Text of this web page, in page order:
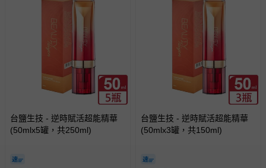
藥商許可執照字號：南市藥販字第6205370543號
產品製造日期：詳見外包裝
製造廠地址：Jl. Akasia II Blok A9 No. 5, Delta Silicon 1
Industrial Park Lippo Cikarang, Bekasi, Jawa Barat 17550-
Indonesia
醫療器材許可證品名：飛宜得 凝膠 (未滅菌)
台灣分公司
醫療器材許可證字號：衛部醫器輸壹字第014688號
台鹽生技 - 逆時賦活超能精華
(50mlx5罐，共250ml)
台鹽生技 - 逆時賦活超能精華
(50mlx3罐，共150ml)